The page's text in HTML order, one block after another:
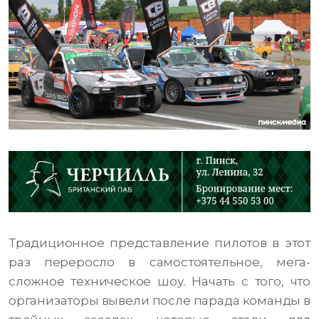
Традиционное представление пилотов в этот
раз переросло в самостоятельное, мега-
сложное техническое шоу. Начать с того, что
организаторы вывели после парада команды в